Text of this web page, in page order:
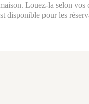
Louez-la selon vos
disponible pour les